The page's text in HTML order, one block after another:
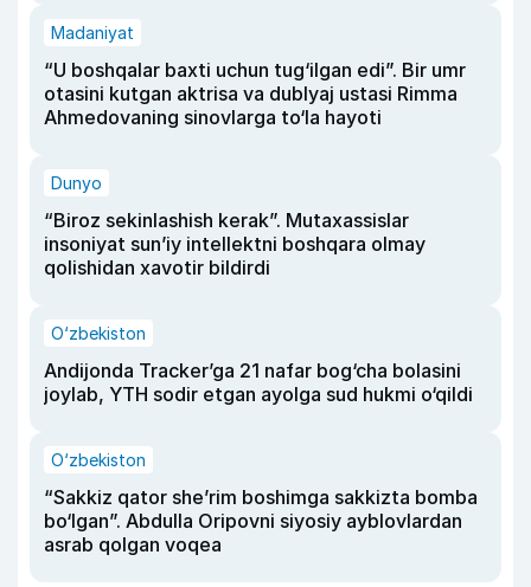
Madaniyat
“U boshqalar baxti uchun tug‘ilgan edi”. Bir umr
otasini kutgan aktrisa va dublyaj ustasi Rimma
Ahmedovaning sinovlarga to‘la hayoti
Dunyo
“Biroz sekinlashish kerak”. Mutaxassislar
insoniyat sun’iy intellektni boshqara olmay
qolishidan xavotir bildirdi
O‘zbekiston
Andijonda Tracker’ga 21 nafar bog‘cha bolasini
joylab, YTH sodir etgan ayolga sud hukmi o‘qildi
O‘zbekiston
“Sakkiz qator she’rim boshimga sakkizta bomba
bo‘lgan”. Abdulla Oripovni siyosiy ayblovlardan
asrab qolgan voqea